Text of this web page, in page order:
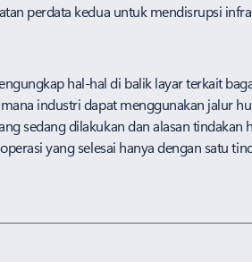
perdata kedua untuk mendisrupsi
hal-hal di balik layar terkait
industri dapat menggunakan
sedang dilakukan dan alasan
yang selesai hanya dengan satu